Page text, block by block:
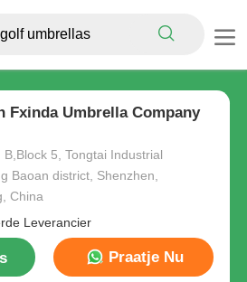
Fxinda Umbrella Company
B,Block 5, Tongtai Industrial
Baoan district, Shenzhen,
China
Leverancier
Praatje Nu